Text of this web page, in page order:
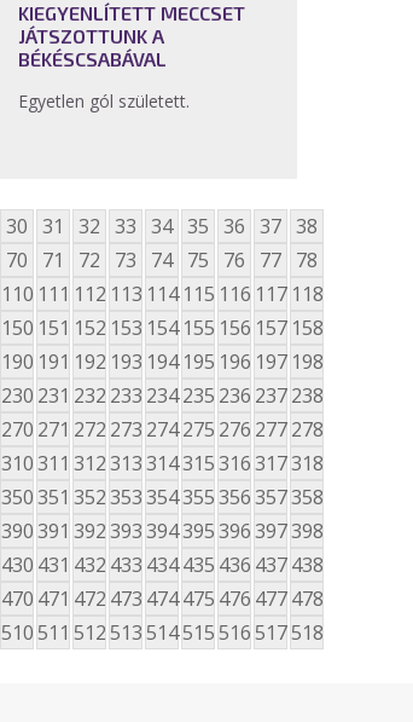
KIEGYENLÍTETT MECCSET
JÁTSZOTTUNK A
BÉKÉSCSABÁVAL
Egyetlen gól született.
30 31 32 33 34 35 36 37 38
70 71 72 73 74 75 76 77 78
110 111 112 113 114 115 116 117 118
150 151 152 153 154 155 156 157 158
190 191 192 193 194 195 196 197 198
230 231 232 233 234235 236 237238
270 271 272 273 274275 276 277278
310311 312313314315316317318
350351 352353354355356357358
390391 392393394395396397398
430 431 432 433 434435 436 437438
470 471 472 473 474475 476 477478
510511 512513514515516517518